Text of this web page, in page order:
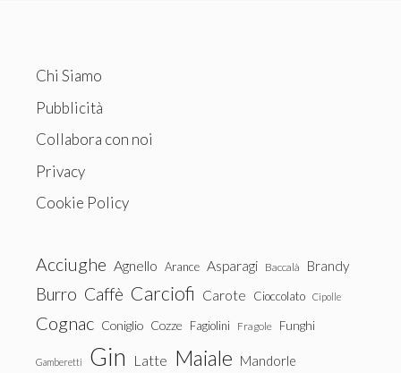
Chi Siamo
Pubblicità
Collabora con noi
Privacy
Cookie Policy
Acciughe Agnello Arance Asparagi Baccalà Brandy
Burro Caffè Carciofi Carote Cioccolato Cipolle
Cognac Coniglio Cozze Fagiolini Fragole Funghi
Gamberetti Gin Latte Maiale Mandorle